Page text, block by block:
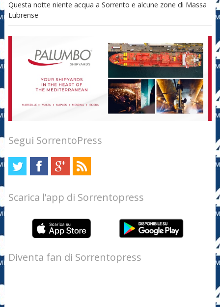
Questa notte niente acqua a Sorrento e alcune zone di Massa
Lubrense
Segui SorrentoPress
Scarica l’app di Sorrentopress
Diventa fan di Sorrentopress